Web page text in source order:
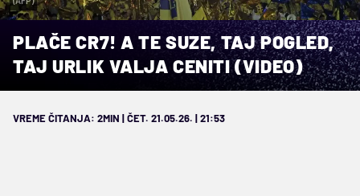
PLAČE CR7! A TE SUZE, TAJ POGLED,
TAJ URLIK VALJA CENITI (VIDEO)
VREME ČITANJA: 2MIN | ČET. 21.05.26. | 21:53